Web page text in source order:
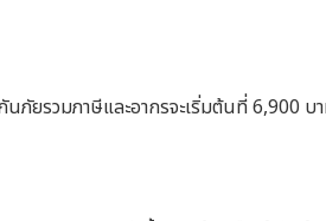
ภัยรวมภาษีและอากรจะเริ่มต้นที่ 6,900 บ